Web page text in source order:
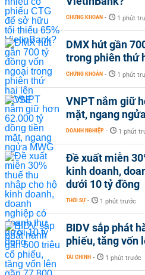
CHỨNG KHOÁN - 1 phút
DMX hút gần
trong phiên thứ
CHỨNG KHOÁN - 1 phút
VNPT nắm giữ
mặt, ngang
DOANH NGHIỆP - 1 phút
Đề xuất miễn
kinh doanh,
dưới 10 tỷ đồng
THỜI SỰ - 1 phút trước
BIDV sắp phát
phiếu, tăng vốn
TÀI CHÍNH - 1 phút trước